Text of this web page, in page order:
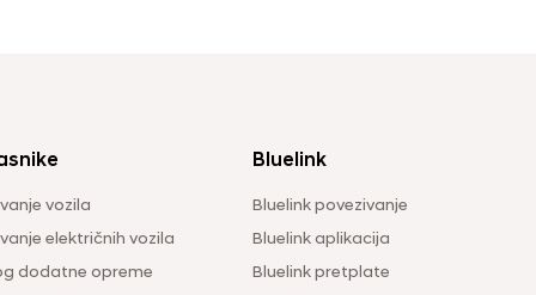
vozila
električnih vozila
dodatne opreme
Bluelink
Bluelink povezivanje
Bluelink aplikacija
Bluelink pretplate